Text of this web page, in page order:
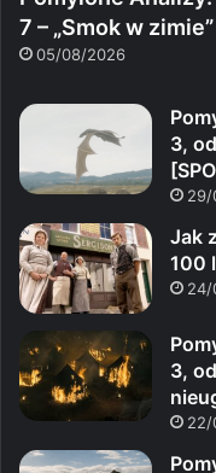
7 – „Smok w
05/08/2026
3,
29/
Jak
100
24/
3,
22/